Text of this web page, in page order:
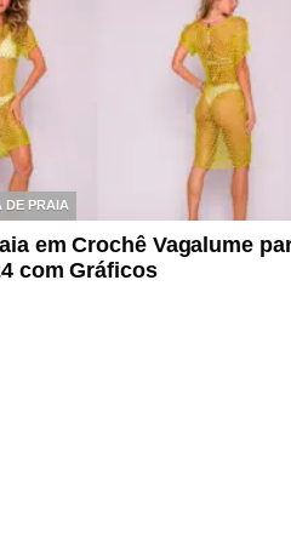
DE PRAIA
em Crochê Vagalume
com Gráficos